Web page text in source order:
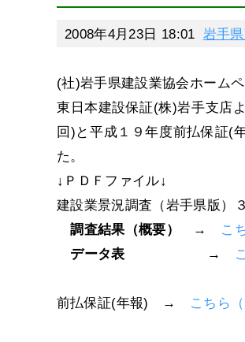
2008年4月23日 18:01 岩手
(社)岩手県建設業協会ホーム
東日本建設保証(株)岩手支店
回)と平成１９年度前払保証(
た。
↓ＰＤＦファイル↓
建設業景況調査（岩手県版）
調査結果（概要）
→ こ
データ表 →
前払保証(年報) → こちら（